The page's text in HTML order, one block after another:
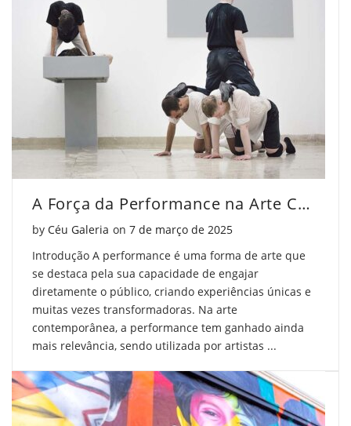
A Força da Performance na Arte Contemporânea
by Céu Galeria on Posted on
7 de março de 2025
Introdução A performance é uma forma de arte que
se destaca pela sua capacidade de engajar
diretamente o público, criando experiências únicas e
muitas vezes transformadoras. Na arte
contemporânea, a performance tem ganhado ainda
mais relevância, sendo utilizada por artistas ...